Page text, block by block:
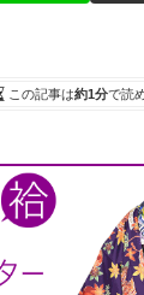
この記事は約1分で読